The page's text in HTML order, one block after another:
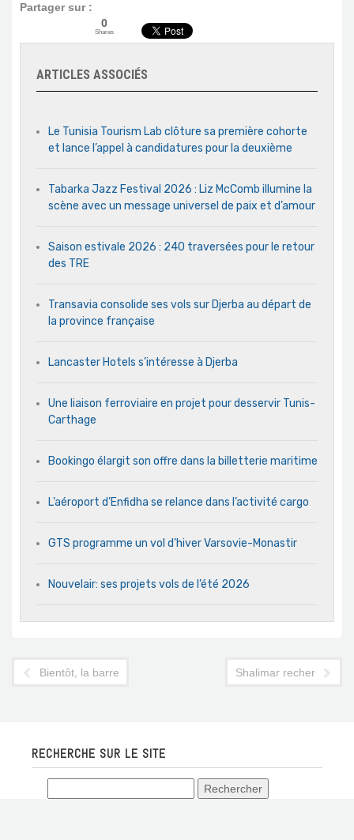
Partager sur :
0
Shares
ARTICLES ASSOCIÉS
Le Tunisia Tourism Lab clôture sa première cohorte
et lance l’appel à candidatures pour la deuxième
Tabarka Jazz Festival 2026 : Liz McComb illumine la
scène avec un message universel de paix et d’amour
Saison estivale 2026 : 240 traversées pour le retour
des TRE
Transavia consolide ses vols sur Djerba au départ de
la province française
Lancaster Hotels s’intéresse à Djerba
Une liaison ferroviaire en projet pour desservir Tunis-
Carthage
Bookingo élargit son offre dans la billetterie maritime
L’aéroport d’Enfidha se relance dans l’activité cargo
GTS programme un vol d’hiver Varsovie-Monastir
Nouvelair: ses projets vols de l’été 2026
Bientôt, la barre du million de touristes Shalimar recherche
RECHERCHE SUR LE SITE